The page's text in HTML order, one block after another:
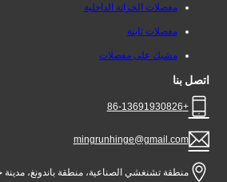
مفصلات الخزانة الداخلية
مفصلات ثابتة
مشبك على مفصلات
اتصل بنا
+86-13691930826
mingrunhinge@gmail.com
منطقة تشنغشي الصناعية، منطقة باندونغ، مدينة